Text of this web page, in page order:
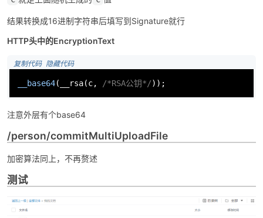
结果转换成16进制字符串后填写到Signature就行
HTTP头中的EncryptionText
复制代码 隐藏代码
__base64( __rsa(c, /*RSA公钥*/));
注意外层有个base64
/person/commitMultiUploadFile
加密算法同上，不再赘述
测试